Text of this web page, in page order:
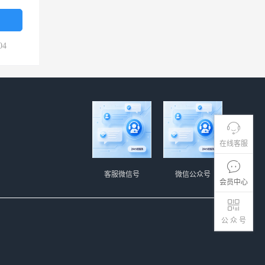
在线客服
会员中心
公 众 号
微信公众号
客服微信号